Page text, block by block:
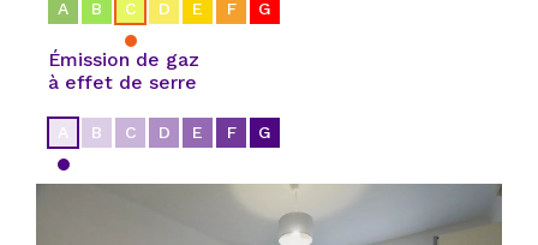
A B C D E F G
Émission de gaz
à effet de serre
A B C D E F G